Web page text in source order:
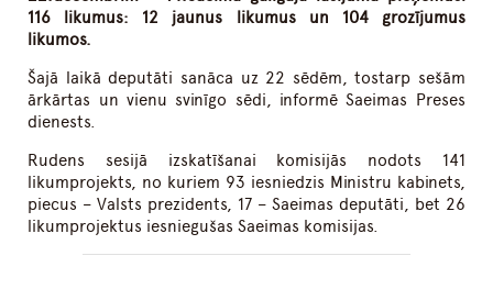
116 likumus: 12 jaunus likumus un 104 grozījumus
likumos.
Šajā laikā deputāti sanāca uz 22 sēdēm, tostarp sešām
ārkārtas un vienu svinīgo sēdi, informē Saeimas Preses
dienests.
Rudens sesijā izskatīšanai komisijās nodots 141
likumprojekts, no kuriem 93 iesniedzis Ministru kabinets,
piecus – Valsts prezidents, 17 – Saeimas deputāti, bet 26
likumprojektus iesniegušas Saeimas komisijas.